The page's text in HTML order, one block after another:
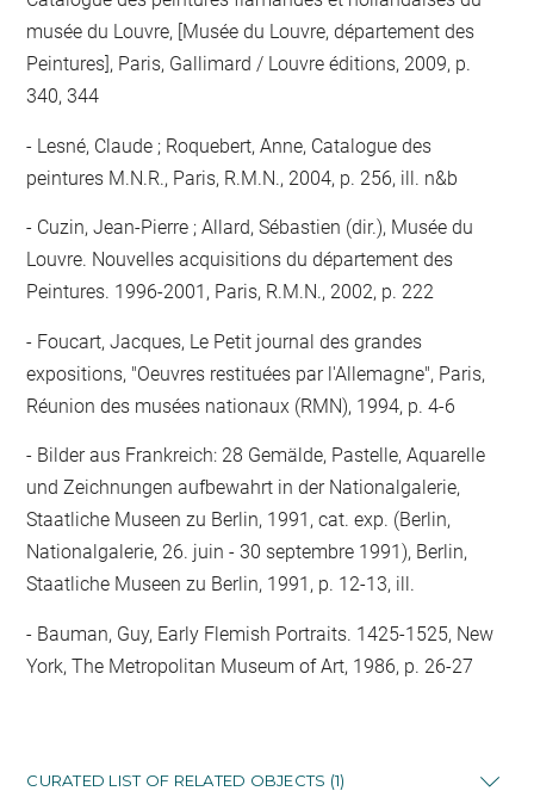
musée du Louvre, [Musée du Louvre, département des
Peintures], Paris, Gallimard / Louvre éditions, 2009, p.
340, 344
Lesné, Claude ; Roquebert, Anne, Catalogue des
peintures M.N.R., Paris, R.M.N., 2004, p. 256, ill. n&b
Cuzin, Jean-Pierre ; Allard, Sébastien (dir.), Musée du
Louvre. Nouvelles acquisitions du département des
Peintures. 1996-2001, Paris, R.M.N., 2002, p. 222
Foucart, Jacques, Le Petit journal des grandes
expositions, "Oeuvres restituées par l'Allemagne", Paris,
Réunion des musées nationaux (RMN), 1994, p. 4-6
Bilder aus Frankreich: 28 Gemälde, Pastelle, Aquarelle
und Zeichnungen aufbewahrt in der Nationalgalerie,
Staatliche Museen zu Berlin, 1991, cat. exp. (Berlin,
Nationalgalerie, 26. juin - 30 septembre 1991), Berlin,
Staatliche Museen zu Berlin, 1991, p. 12-13, ill.
Bauman, Guy, Early Flemish Portraits. 1425-1525, New
York, The Metropolitan Museum of Art, 1986, p. 26-27
CURATED LIST OF RELATED OBJECTS (1)